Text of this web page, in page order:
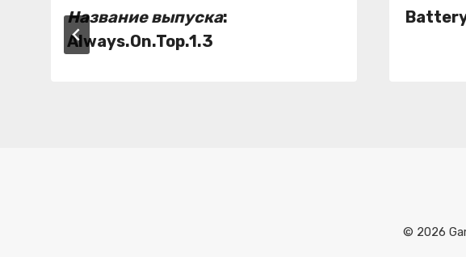
Название выпуска:
Always.On.Top.1.3
© 2026